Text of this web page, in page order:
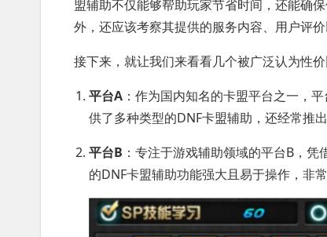
盟辅助不仅能够帮助玩家节省时间，还能确
外，还应该考察其提供的服务内容、用户评价
接下来，就让我们来看看几个被广泛认为性
平台A ：作为国内知名的卡盟平台之一，
供了多种类型的DNF卡盟辅助，还经常推
平台B ：专注于游戏辅助领域的平台B，
的DNF卡盟辅助功能强大且易于操作，非